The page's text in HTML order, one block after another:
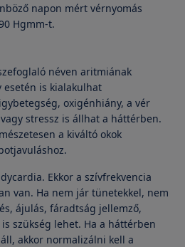
napon mért vérnyomás
Hgmm-t.
néven aritmiának
esetén is kialakulhat
oxigénhiány, a vér
stressz is állhat a háttérben.
a kiváltó okok
Ekkor a szívfrekvencia
van. Ha nem jár tünetekkel, nem
ájulás, fáradtság jellemző,
szükség lehet. Ha a háttérben
akkor normalizálni kell a